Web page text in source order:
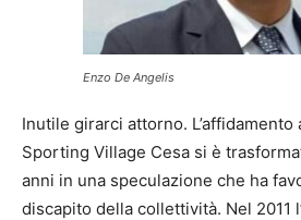
Enzo De Angelis
Inutile girarci attorno.
Sporting Village Cesa si è
anni in una speculazione che ha
discapito della collettività. Nel 2011